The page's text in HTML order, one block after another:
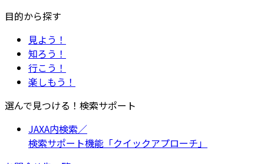
目的から探す
見よう！
知ろう！
行こう！
楽しもう！
選んで見つける！検索サポート
JAXA内検索／
検索サポート機能「クイックアプローチ」